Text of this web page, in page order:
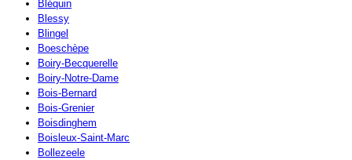
Bléquin
Blessy
Blingel
Boeschèpe
Boiry-Becquerelle
Boiry-Notre-Dame
Bois-Bernard
Bois-Grenier
Boisdinghem
Boisleux-Saint-Marc
Bollezeele